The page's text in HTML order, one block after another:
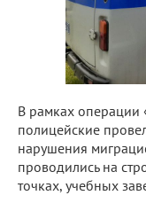
В рамках операции
полицейские
нарушения
проводились на
точках, учебных